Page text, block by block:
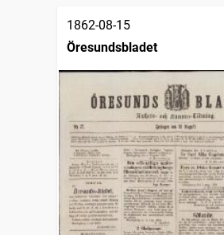
1862-08-15
Öresundsbladet